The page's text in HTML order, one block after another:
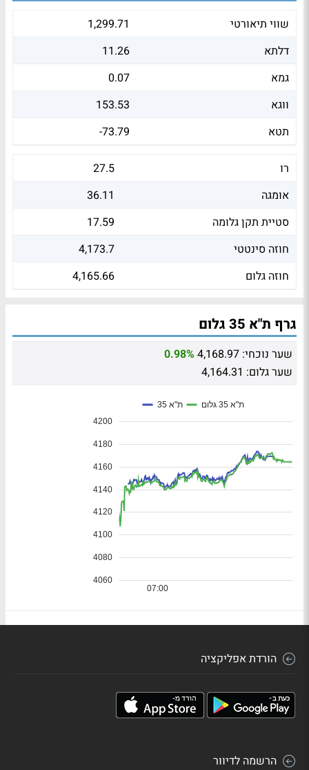
שווי תיאורטי
1,299.71
דלתא
11.26
גמא
0.07
ווגא
153.53
תטא
-73.79
רו
27.5
אומגה
36.11
סטיית תקן גלומה
17.59
חוזה סינטטי
4,173.7
חוזה גלום
4,165.66
גרף ת"א 35 גלום
שער נוכחי: 4,168.97
0.98%
שער גלום: 4,164.31
הורדת אפליקציה
הרשמה לדיוור